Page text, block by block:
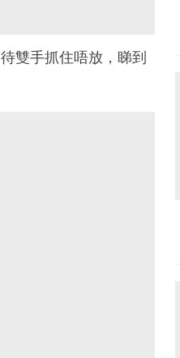
雙手抓住唔放，睇到